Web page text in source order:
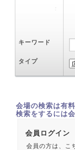
キーワード
タイプ
会場の検索は有
検索をするには
会員ログイン
会員の方は、こ